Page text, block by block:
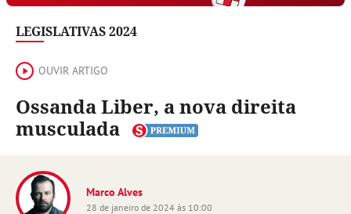
LEGISLATIVAS 2024
OUVIR ARTIGO
Ossanda Liber, a nova direita
musculada
Marco Alves
28 de janeiro de 2024 às 10:00